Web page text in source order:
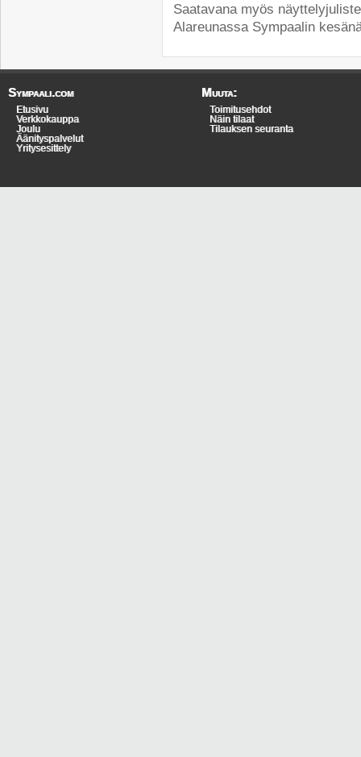
Saatavana myös
Alareunassa Sympaalin
Sympaali.com
Etusivu
Verkkokauppa
Joulu
Äänityspalvelut
Yritysesittely
Muuta:
Toimitusehdot
Näin tilaat
Tilauksen seuranta